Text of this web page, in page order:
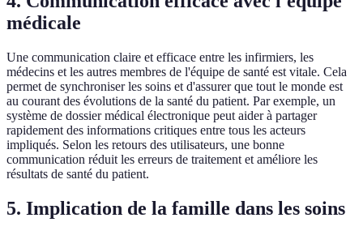
médicale
Une communication claire et efficace entre les infirmiers, les
médecins et les autres membres de l'équipe de santé est vitale. Cela
permet de synchroniser les soins et d'assurer que tout le monde est
au courant des évolutions de la santé du patient. Par exemple, un
système de dossier médical électronique peut aider à partager
rapidement des informations critiques entre tous les acteurs
impliqués. Selon les retours des utilisateurs, une bonne
communication réduit les erreurs de traitement et améliore les
résultats de santé du patient.
5. Implication de la famille dans les soins